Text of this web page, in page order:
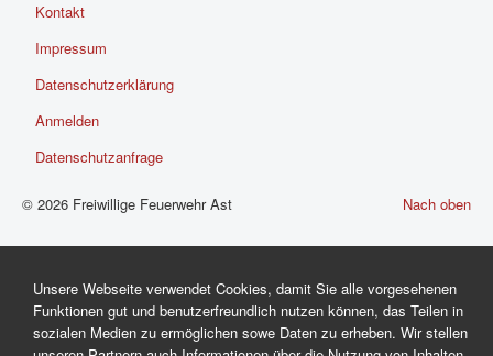
Kontakt
Impressum
Datenschutzerklärung
Anmelden
Datenschutzanfrage
Nach oben
© 2026 Freiwillige Feuerwehr Ast
Unsere Webseite verwendet Cookies, damit Sie alle vorgesehenen
Funktionen gut und benutzerfreundlich nutzen können, das Teilen in
sozialen Medien zu ermöglichen sowe Daten zu erheben. Wir stellen